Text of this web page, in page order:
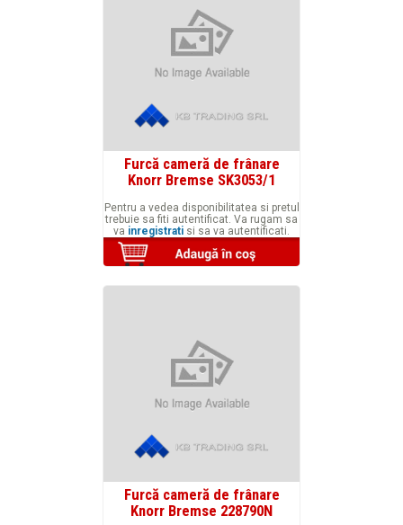
Furcă cameră de frânare
Knorr Bremse SK3053/1
Pentru a vedea disponibilitatea si pretul
trebuie sa fiti autentificat. Va rugam sa
va inregistrati si sa va autentificati.
Furcă cameră de frânare
Knorr Bremse 228790N